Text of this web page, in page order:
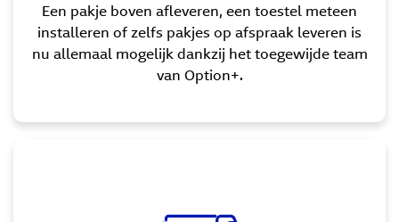
Een pakje boven afleveren, een toestel meteen
installeren of zelfs pakjes op afspraak leveren is
nu allemaal mogelijk dankzij het toegewijde team
van Option+.